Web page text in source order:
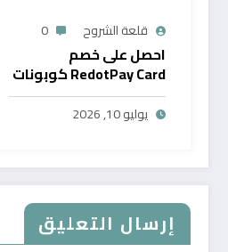
قلعة الشروح 0
احصل على خصم
RedotPay Card كوبونات
حصرية
يوليو 10, 2026
إرسال التعليق